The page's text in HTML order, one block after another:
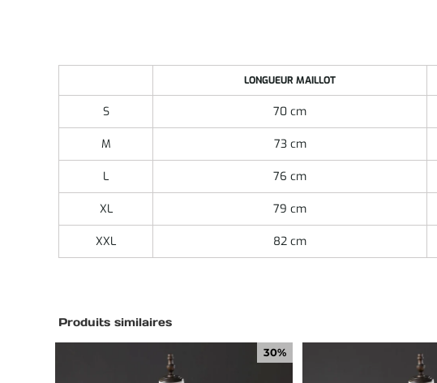
LONGUEUR MAILLOT
S 70 cm
M 73 cm
L 76 cm
XL 79 cm
XXL 82 cm
Produits similaires
30%